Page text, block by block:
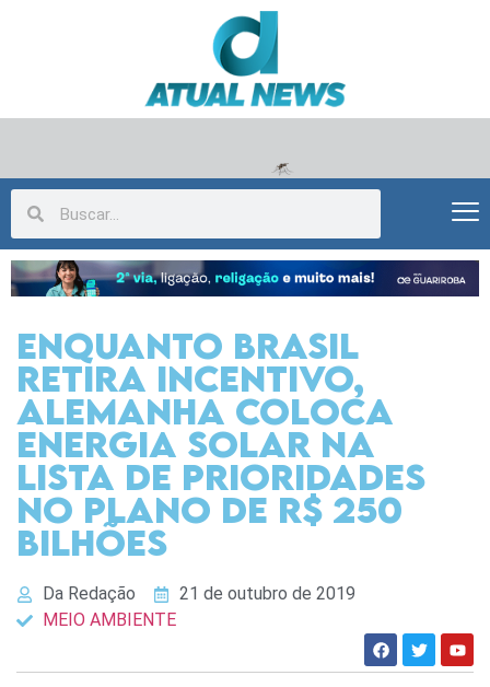
Enquanto Brasil
retira incentivo,
Alemanha coloca
energia solar na
lista de prioridades
no plano de R$ 250
bilhões
Da Redação
21 de outubro de 2019
MEIO AMBIENTE